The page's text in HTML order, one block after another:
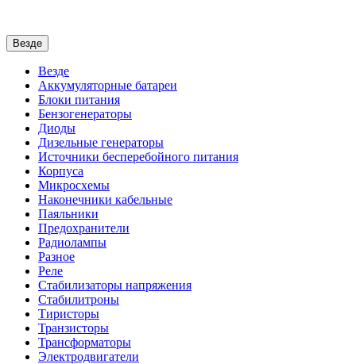
Везде
Везде
Аккумуляторные батареи
Блоки питания
Бензогенераторы
Диоды
Дизельные генераторы
Источники бесперебойного питания
Корпуса
Микросхемы
Наконечники кабельные
Паяльники
Предохранители
Радиолампы
Разное
Реле
Стабилизаторы напряжения
Стабилитроны
Тиристоры
Транзисторы
Трансформаторы
Электродвигатели